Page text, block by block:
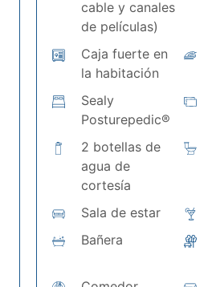
cable y canales
de películas)
Caja fuerte en
la habitación
Sealy
Posturepedic®
2 botellas de
agua de
cortesía
Sala de estar
Bañera